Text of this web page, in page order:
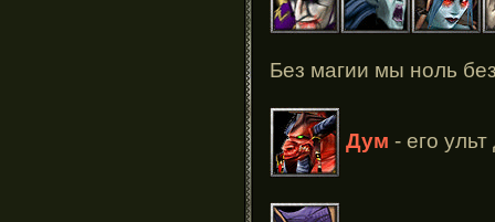
Без магии мы ноль
Дум - его